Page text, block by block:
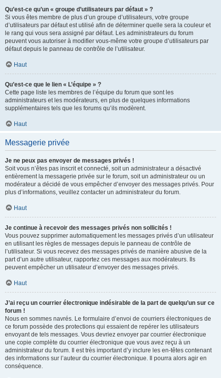
Qu’est-ce qu’un « groupe d’utilisateurs par défaut » ?
Si vous êtes membre de plus d’un groupe d’utilisateurs, votre groupe
d’utilisateurs par défaut est utilisé afin de déterminer quelle sera la couleur et
le rang qui vous sera assigné par défaut. Les administrateurs du forum
peuvent vous autoriser à modifier vous-même votre groupe d’utilisateurs par
défaut depuis le panneau de contrôle de l’utilisateur.
Haut
Qu’est-ce que le lien « L’équipe » ?
Cette page liste les membres de l’équipe du forum que sont les
administrateurs et les modérateurs, en plus de quelques informations
supplémentaires tels que les forums qu’ils modèrent.
Haut
Messagerie privée
Je ne peux pas envoyer de messages privés !
Soit vous n’êtes pas inscrit et connecté, soit un administrateur a désactivé
entièrement la messagerie privée sur le forum, soit un administrateur ou un
modérateur a décidé de vous empêcher d’envoyer des messages privés. Pour
plus d’informations, veuillez contacter un administrateur du forum.
Haut
Je continue à recevoir des messages privés non sollicités !
Vous pouvez supprimer automatiquement les messages privés d’un utilisateur
en utilisant les règles de messages depuis le panneau de contrôle de
l’utilisateur. Si vous recevez des messages privés de manière abusive de la
part d’un autre utilisateur, rapportez ces messages aux modérateurs. Ils
peuvent empêcher un utilisateur d’envoyer des messages privés.
Haut
J’ai reçu un courrier électronique indésirable de la part de quelqu’un sur ce
forum !
Nous en sommes navrés. Le formulaire d’envoi de courriers électroniques de
ce forum possède des protections qui essaient de repérer les utilisateurs
envoyant de tels messages. Vous devriez envoyer par courrier électronique
une copie complète du courrier électronique que vous avez reçu à un
administrateur du forum. Il est très important d’y inclure les en-têtes contenant
des informations sur l’auteur du courrier électronique. Il pourra alors agir en
conséquence.